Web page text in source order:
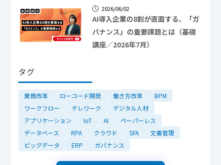
2026/06/02
AI導入企業の8割が直面する、「ガ
バナンス」の重要課題とは（基礎
講座／2026年7月）
タグ
業務改革 ローコード開発 働き方改革
BPM
ワークフロー
テレワーク
デジタル人材
アプリケーション
IoT AI
ペーパーレス
データベース
RPA クラウド SFA
文書管理
ビッグデータ
ERP ガバナンス